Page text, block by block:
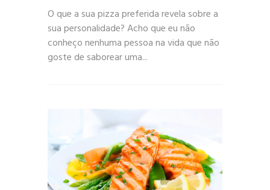
O que a sua pizza preferida revela sobre a
sua personalidade? Acho que eu não
conheço nenhuma pessoa na vida que não
goste de saborear uma...